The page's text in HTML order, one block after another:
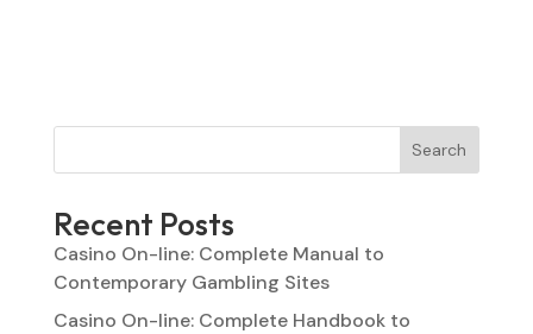
Search
Recent Posts
Casino On-line: Complete Manual to
Contemporary Gambling Sites
Casino On-line: Complete Handbook to